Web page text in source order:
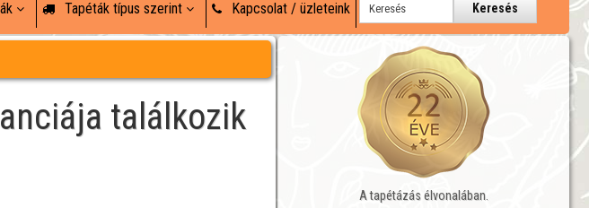
Tapéták típus szerint Kapcsolat / üzleteink Keresés
találkozik
A tapétázás élvonalában.